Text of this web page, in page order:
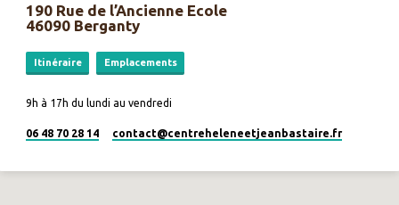
190 Rue de l’Ancienne Ecole
46090 Berganty
Itinéraire Emplacements
9h à 17h du lundi au vendredi
06 48 70 28 14 contact​@centreheleneetjeanbastaire.fr